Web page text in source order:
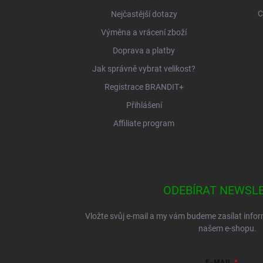
Nejčastější dotazy
Výměna a vrácení zboží
Doprava a platby
Jak správně vybrat velikost?
Registrace BRANDIT+
Přihlášení
Affiliate program
ODEBÍRAT
Vložte svůj e-mail a my vám budeme zasílat
našem e-shopu.